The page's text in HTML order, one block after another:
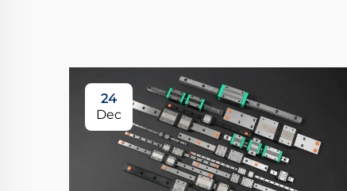
24
Dec